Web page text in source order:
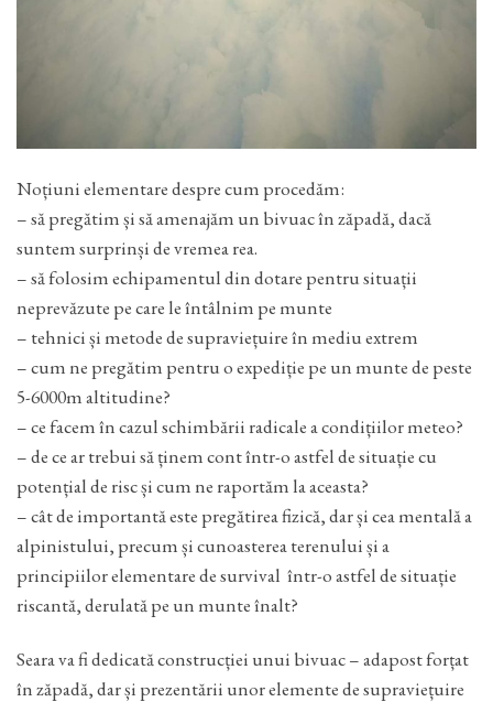
Noțiuni elementare despre cum procedăm:
– să pregătim și să amenajăm un bivuac în zăpadă, dacă
suntem surprinși de vremea rea.
– să folosim echipamentul din dotare pentru situații
neprevăzute pe care le întâlnim pe munte
– tehnici și metode de supraviețuire în mediu extrem
– cum ne pregătim pentru o expediție pe un munte de peste
5-6000m altitudine?
– ce facem în cazul schimbării radicale a condițiilor meteo?
– de ce ar trebui să ținem cont într-o astfel de situație cu
potențial de risc și cum ne raportăm la aceasta?
– cât de importantă este pregătirea fizică, dar și cea mentală a
alpinistului, precum și cunoasterea terenului și a
principiilor elementare de survival într-o astfel de situație
riscantă, derulată pe un munte înalt?
Seara va fi dedicată construcției unui bivuac – adapost forțat
în zăpadă, dar și prezentării unor elemente de supraviețuire